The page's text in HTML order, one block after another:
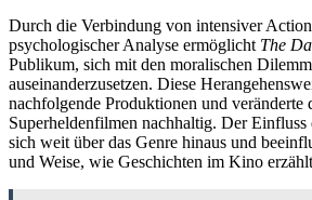
Durch die Verbindung von intensiver
psychologischer Analyse ermöglicht The
Publikum, sich mit den moralischen
auseinanderzusetzen. Diese
nachfolgende Produktionen und veränderte
Superheldenfilmen nachhaltig. Der Einfluss
sich weit über das Genre hinaus und
und Weise, wie Geschichten im Kino